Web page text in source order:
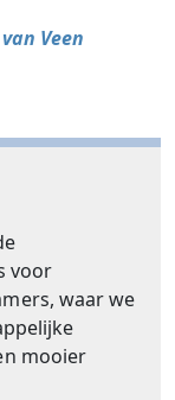
Veen
voor
waar we
mooier